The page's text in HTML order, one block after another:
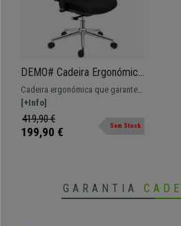
DEMO# Cadeira Ergonómica
SANTOS, Uso Profissional
8H, Suporte Lombar, Cor
Vermelho
Cadeira ergonómica que garante o
máximo de comodidade devido
aos seus ajustes avançados.
[+Info]
419,90 €
199,90 € Sem Stock
GARANTIA